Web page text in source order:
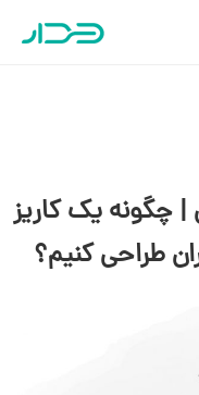
چگونه یک کاریز
طراحی کنیم؟